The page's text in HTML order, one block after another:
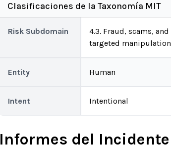
Clasificaciones de la Taxonomía MIT
Risk Subdomain
4.3. Fraud, scams, and
targeted manipulation
Entity Human
Intent Intentional
Informes del Incidente